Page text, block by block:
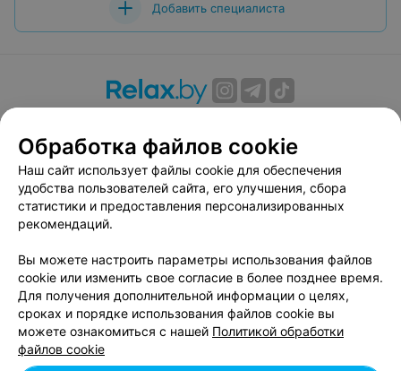
Добавить специалиста
Вакансии
Публичный договор
Способы оплаты
Публичный договор по использованию сервиса
«Афиша»
Пользовательское соглашение
Связаться по вопросам сотрудничества
Написать руководителю relax.by
Персональные настройки cookie
Обработка персональных данных
Обработка файлов cookie
Наш сайт использует файлы cookie для обеспечения
удобства пользователей сайта, его улучшения, сбора
статистики и предоставления персонализированных
рекомендаций.
Вы можете настроить параметры использования файлов
cookie или изменить свое согласие в более позднее время.
Для получения дополнительной информации о целях,
сроках и порядке использования файлов cookie вы
можете ознакомиться с нашей Политикой обработки
файлов cookie